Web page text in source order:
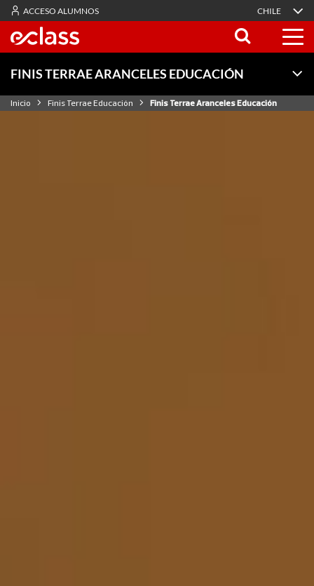
ACCESO ALUMNOS CHILE
FINIS TERRAE ARANCELES EDUCACIÓN
Inicio Finis Terrae Educación Finis Terrae Aranceles Educación